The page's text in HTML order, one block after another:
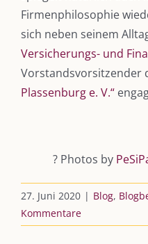
Firmenphilosophie
sich neben seinem
Versicherungs- und
Vorstandsvorsitzender
Plassenburg e. V.“
? Photos by
27. Juni 2020 | Blog,
Kommentare
Podcast
Kooperationen
vkfk
AKTUELLES
Immer die passende